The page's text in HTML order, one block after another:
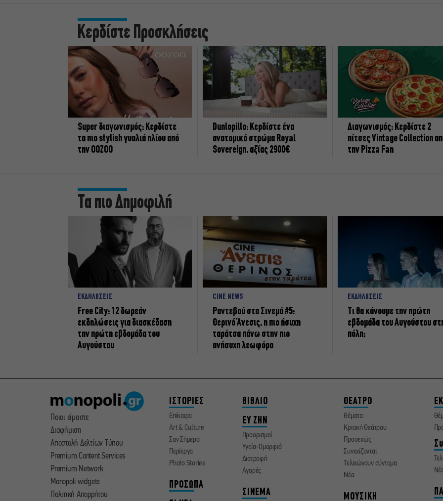
Κερδίστε Προσκλήσεις
Super διαγωνισμός: Κερδίστε
τα πιο stylish γυαλιά ηλίου από
την OOZOO
Dunlopillo: Κερδίστε ένα
ανατομικό στρώμα Royal
Sovereign, αξίας 2900€
Διαγωνισμός: Κερδίστε 2
πίτσες Vintage Collection
την Pizza Fan
Τα πιο Δημοφιλή
ΕΚΔΗΛΩΣΕΙΣ
Free City: 12 δωρεάν
εκδηλώσεις για διασκέδαση
την πρώτη εβδομάδα του
Αυγούστου
CINE NEWS
Ραντεβού στα Σινεμά #5:
Θερινό Άνεσις, η πιο ήσυχη
ταράτσα πάνω στην πιο
ανήσυχη λεωφόρο
ΕΚΔΗΛΩΣΕΙΣ
Τι θα κάνουμε την πρώτη
εβδομάδα του Αυγούστου
πόλη;
Ποιοι είμαστε
Διαφήμιση
Αποστολή Δελτίων Τύπου
Premium Content Services
Premium Network
Monopoli widgets
Πολιτική Απορρήτου
ΙΣΤΟΡΙΕΣ
Επίκαιρα
Art & Culture
Σαν Σήμερα
Περίεργα
Photo Stories
ΠΡΟΣΩΠΑ
ΒΙΒΛΙΟ
ΕΥ ΖΗΝ
Προορισμοί
Υγεία-Ομορφιά
Διατροφή
Αγορές
ΣΙΝΕΜΑ
ΘΕΑΤΡΟ
Θέματα
Κριτική Θεάτρου
Προσεχώς
Συνεχίζονται
Τελειώνουν σύντομα
Νέα
ΜΟΥΣΙΚΗ